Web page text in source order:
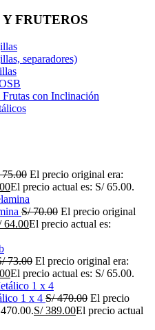
FRUTEROS
separadores)
con Inclinación
75.00 El precio original era:
El precio actual es: S/ 65.00.
S/70.00 El precio original
64.00El precio actual es:
73.00 El precio original era:
El precio actual es: S/ 65.00.
1 x 4 S/470.00 El precio
S/389.00El precio actual